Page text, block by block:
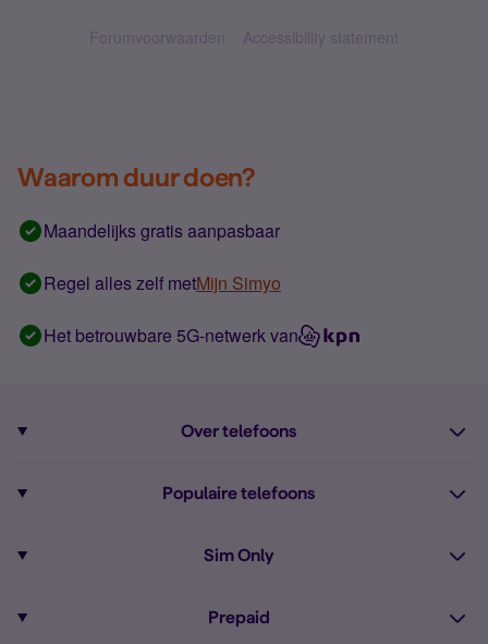
Forumvoorwaarden Accessibility statement
Waarom duur doen?
Maandelijks gratis aanpasbaar
Regel alles zelf metMijn Simyo
Het betrouwbare 5G-netwerk van
Over telefoons
Alle telefoons
Populaire telefoons
iPhone 16
Sim Only
Prepaid